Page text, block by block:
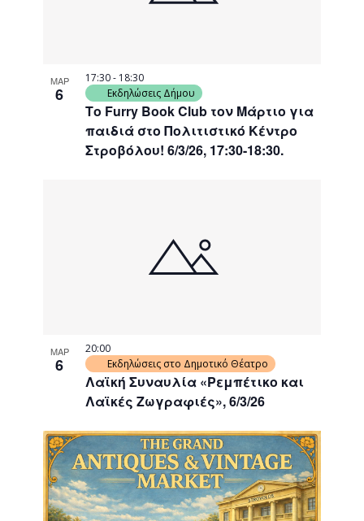
ΜΑΡ
6
Το Furry Book Club τον Μάρτιο για
παιδιά στο Πολιτιστικό Κέντρο
Στροβόλου! 6/3/26, 17:30-18:30.
17:30- 18:30
Εκδηλώσεις Δήμου
ΜΑΡ
6
Λαϊκή Συναυλία «Ρεμπέτικο και
Λαϊκές Ζωγραφιές», 6/3/26
20:00
Εκδηλώσεις στο Δημοτικό Θέατρο